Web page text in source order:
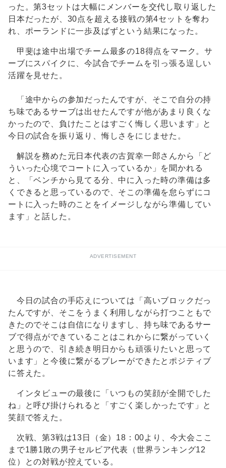
った。第3セットは大幅にメンバーを交代し取り返した
日本だったが、30点を超える接戦の第4セットを奪わ
れ、ポーランドに一歩及ばずという結果になった。
甲斐は途中出場でチーム最多の18得点をマーク。サ
ーブにスパイクに、今試合でチームを引っ張る逞しい
活躍を見せた。
「途中からの参加だったんですが、そこで自分の持
ち味であるサーブは出せたんですが他があまり良くな
かったので、負けたことはすごく悔しく思います」と
今日の試合を振り返り、悔しさをにじませた。
解説を務めた元日本代表の古賀幸一郎さんから「ど
ういった心境でコートに入っているか」を聞かれる
と、「ベンチから見てる分、中に入った時の準備は多
くできると思っているので、そこの準備を怠らずにコ
ートに入った時のことをイメージしながら準備してい
ます」と話した。
ADVERTISEMENT
今日の試合の手応えについては「高いブロックだっ
たんですが、そこをうまく利用しながら打つこともで
きたのでそこは自信になりますし、持ち味であるサー
ブで得点ができていることはこれからに繋がっていく
と思うので、引き続き明日からも頑張りたいと思って
います」と今後に繋がるプレーができたとポジティブ
に答えた。
インタビューの最後に「いつもの笑顔が全開でした
ね」と呼び掛けられると「すごく楽しかったです」と
笑顔で答えた。
次戦、第3戦は13日（金）18：00より、今大会ここ
まで1勝1敗の男子セルビア代表（世界ランキング12
位）との対戦が控えている。